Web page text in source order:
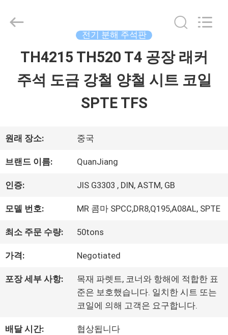
화
면
회
사
소
개
공
PACKAGING
CO.,LTD.
전기 분해 주석판
TH4215 TH520 T4 공장 래커
주석 도금 강철 양철 시트 코일
SPTE TFS
원래 장소: 중국
브랜드 이름: QuanJiang
인증: JIS G3303 , DIN, ASTM, GB
모델 번호: MR 콤마 SPCC,DR8,Q195,A08AL, SPTE
최소 주문 수량: 50tons
가격: Negotiated
포장 세부 사항:
목재 파렛트, 코너와 항해에 적합한 표
준은 보호했습니다. 일치한 시트 또는
코일에 의해 고객은 요구합니다.
배달 시간: 협상됩니다